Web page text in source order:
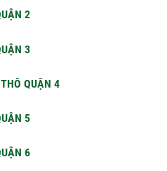
2
3
QUẬN 4
5
6